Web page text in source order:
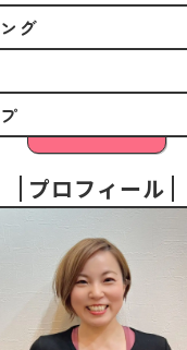
グ
プロフィール